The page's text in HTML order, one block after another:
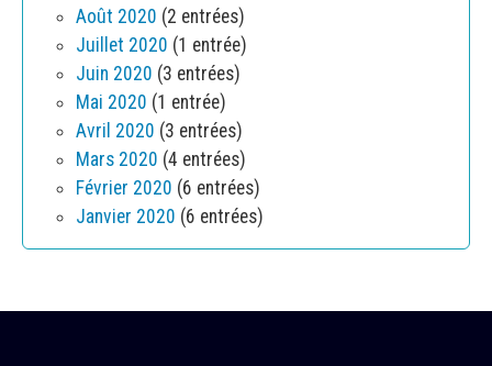
Août 2020 (2 entrées)
Juillet 2020 (1 entrée)
Juin 2020 (3 entrées)
Mai 2020 (1 entrée)
Avril 2020 (3 entrées)
Mars 2020 (4 entrées)
Février 2020 (6 entrées)
Janvier 2020 (6 entrées)